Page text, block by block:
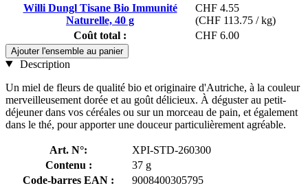
Willi Dungl Tisane Bio Immunité
Naturelle, 40 g
CHF 4.55
(CHF 113.75 / kg)
Coût total :
CHF 6.00
Ajouter l'ensemble au panier
Description
Un miel de fleurs de qualité bio et originaire d'Autriche, à la couleur
merveilleusement dorée et au goût délicieux. À déguster au petit-
déjeuner dans vos céréales ou sur un morceau de pain, et également
dans le thé, pour apporter une douceur particulièrement agréable.
Art. N°:
XPI-STD-260300
Contenu :
37 g
Code-barres EAN :
9008400305795